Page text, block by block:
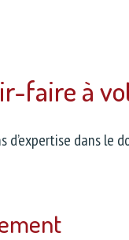
faire à
d’expertise dans